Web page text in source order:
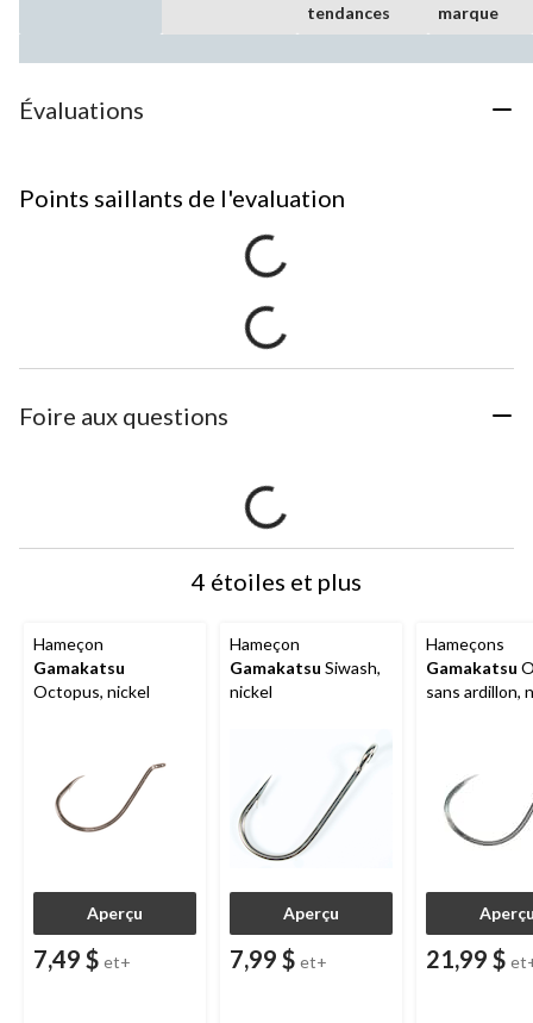
tendances marque
Évaluations
Points saillants de l'evaluation
Foire aux questions
4 étoiles et plus
Hameçon
Gamakatsu
Octopus, nickel
Aperçu
7,49 $ et+
Hameçon
Gamakatsu Siwash,
nickel
Aperçu
7,99 $ et+
Hameçons
Gamakatsu
sans ardillon,
21,99 $